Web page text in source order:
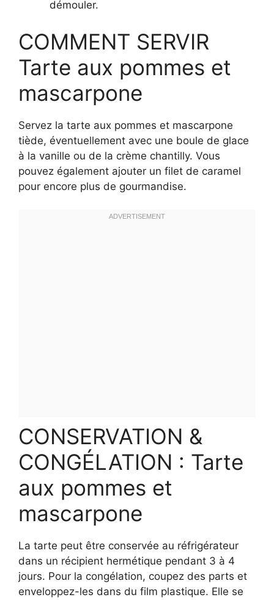
démouler.
COMMENT SERVIR
Tarte aux pommes et
mascarpone
Servez la tarte aux pommes et mascarpone
tiède, éventuellement avec une boule de glace
à la vanille ou de la crème chantilly. Vous
pouvez également ajouter un filet de caramel
pour encore plus de gourmandise.
CONSERVATION &
CONGÉLATION : Tarte
aux pommes et
mascarpone
La tarte peut être conservée au réfrigérateur
dans un récipient hermétique pendant 3 à 4
jours. Pour la congélation, coupez des parts et
enveloppez-les dans du film plastique. Elle se